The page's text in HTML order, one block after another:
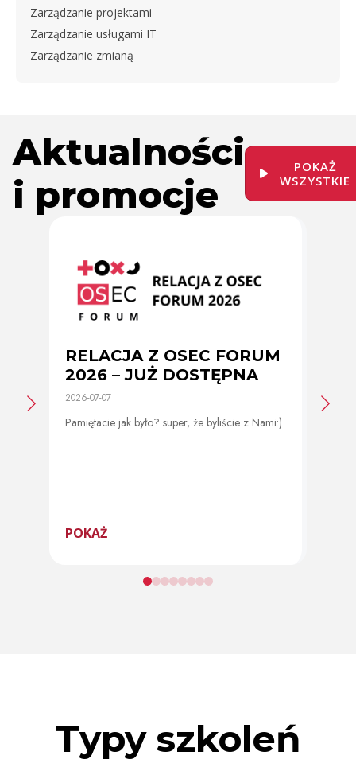
Zarządzanie projektami
Zarządzanie usługami IT
Zarządzanie zmianą
Aktualności
i promocje
POKAŻ
WSZYSTKIE
RELACJA Z OSEC FORUM
2026 – JUŻ DOSTĘPNA
2026-07-07
Pamiętacie jak było? super, że byliście z Nami:)
POKAŻ
2026-
Typy szkoleń